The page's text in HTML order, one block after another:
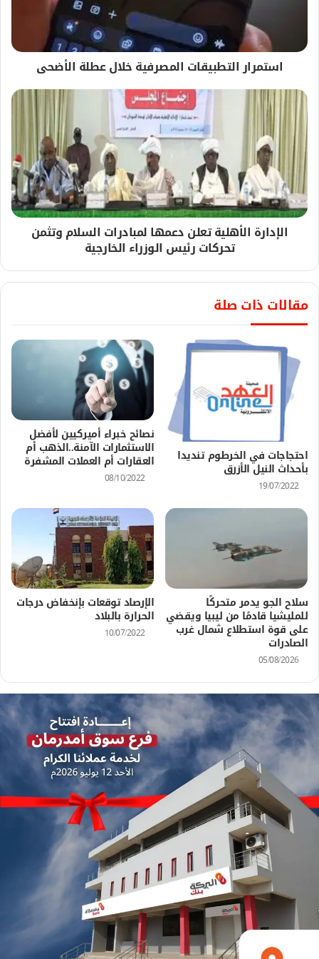
استمرار التطبيقات المصرفية خلال عطلة الأضحى
الإدارة الأهلية تعلن دعمها لمبادرات السلام وتثمن
تحركات رئيس الوزراء الخارجية
مقالات ذات صلة
احتجاجات في الخرطوم تنديدا
بأحداث النيل الأزرق
19/07/2022
نصائح خبراء أميركيين لأفضل
الاستثمارات الآمنة..الذهب أم
العقارات أم العملات المشفرة
08/10/2022
سلاح الجو يدمر متحركًا
للمليشيا قادمًا من ليبيا ويقضي
على قوة استطلاع شمال غرب
الصادرات
05/08/2026
الإرصاد توقعات بإنخفاض درجات
الحرارة بالبلاد
10/07/2022